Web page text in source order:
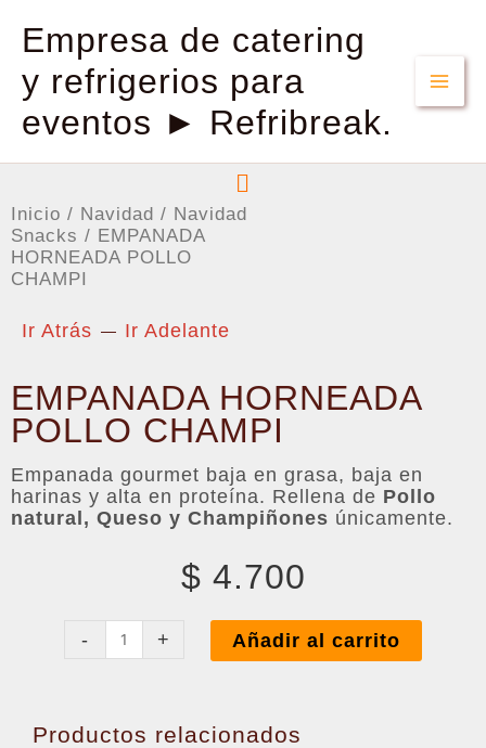
Empresa de catering
y refrigerios para
eventos ► Refribreak.
Menú
Inicio / Navidad / Navidad
Snacks / EMPANADA
HORNEADA POLLO
CHAMPI
Ir Atrás Ir Adelante
EMPANADA HORNEADA
POLLO CHAMPI
Empanada gourmet baja en grasa, baja en
harinas y alta en proteína. Rellena de Pollo
natural, Queso y Champiñones únicamente.
$ 4.700
-
HORNEADA
POLLO
+ Añadir al carrito
Productos relacionados